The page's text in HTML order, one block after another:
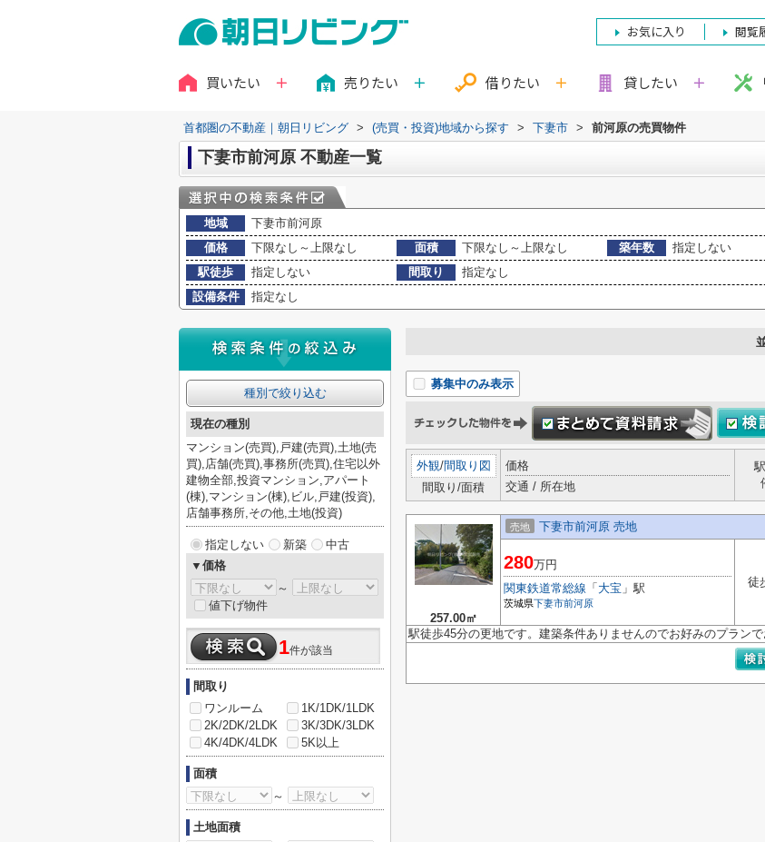
お気に入り 閲覧
買いたい 売りたい 借りたい 貸したい
首都圏の不動産｜朝日リビング > (売買・投資)地域から探す > 下妻市 > 前河原の売買物件
下妻市前河原 不動産一覧
地域
下妻市前河原
価格
下限なし～上限なし 面積 下限なし～上限なし 築年数
指定しない
駅徒歩
指定しない 間取り
指定なし
設備条件
指定なし
募集中のみ表示
外観/間取り図
間取り/面積
価格
交通 / 所在地
257.00㎡
売地 下妻市前河原 売地
280万円
関東鉄道常総線 「 大宝 」駅
茨城県下妻市前河原
徒
駅徒歩45分の更地です。建築条件ありませんのでお好みのプランで
種別で絞り込む
現在の種別
マンション(売買),戸建(売買),土地(売
買),店舗(売買),事務所(売買),住宅以外
建物全部,投資マンション,アパート
(棟),マンション(棟),ビル,戸建(投資),
店舗事務所,その他,土地(投資)
指定しない 新築
中古
▼価格
～
値下げ物件
1件が該当
間取り
ワンルーム
1K/1DK/1LDK
2K/2DK/2LDK
3K/3DK/3LDK
4K/4DK/4LDK
5K以上
面積
～
土地面積